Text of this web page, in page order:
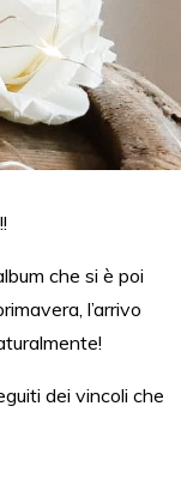
che si è poi
l’arrivo
dei vincoli che